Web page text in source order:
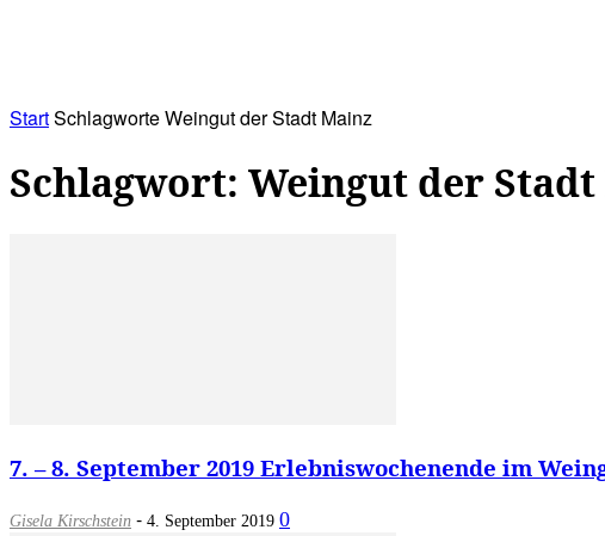
StartSchlagworteWeingut der Stadt Mainz
Schlagwort: Weingut der
7. – 8. September 2019 Erlebniswochenende im
Gisela Kirschstein - 4. September 2019 0